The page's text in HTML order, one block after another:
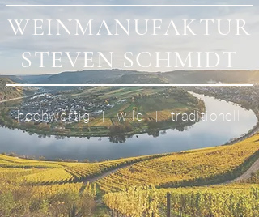
WEINMANUFAKTUR
STEVEN SCHMIDT
hochwertig | wild | traditionell